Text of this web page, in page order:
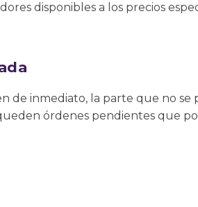
disponibles a los precios
de inmediato, la parte que no se
órdenes pendientes que